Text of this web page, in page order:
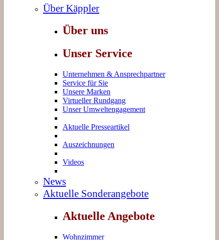
Über Käppler
Über uns
Unser Service
Unternehmen & Ansprechpartner
Service für Sie
Unsere Marken
Virtueller Rundgang
Unser Umweltengagement
Aktuelle Presseartikel
Auszeichnungen
Videos
News
Aktuelle Sonderangebote
Aktuelle Angebote
Wohnzimmer